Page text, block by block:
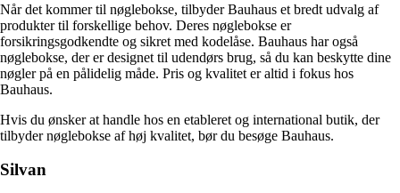
Når det kommer til nøglebokse, tilbyder Bauhaus et bredt udvalg af
produkter til forskellige behov. Deres nøglebokse er
forsikringsgodkendte og sikret med kodelåse. Bauhaus har også
nøglebokse, der er designet til udendørs brug, så du kan beskytte dine
nøgler på en pålidelig måde. Pris og kvalitet er altid i fokus hos
Bauhaus.
Hvis du ønsker at handle hos en etableret og international butik, der
tilbyder nøglebokse af høj kvalitet, bør du besøge Bauhaus.
Silvan